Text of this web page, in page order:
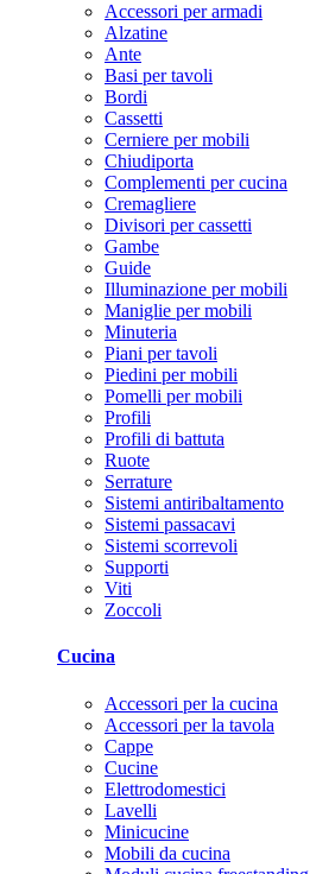
Accessori per armadi
Alzatine
Ante
Basi per tavoli
Bordi
Cassetti
Cerniere per mobili
Chiudiporta
Complementi per cucina
Cremagliere
Divisori per cassetti
Gambe
Guide
Illuminazione per mobili
Maniglie per mobili
Minuteria
Piani per tavoli
Piedini per mobili
Pomelli per mobili
Profili
Profili di battuta
Ruote
Serrature
Sistemi antiribaltamento
Sistemi passacavi
Sistemi scorrevoli
Supporti
Viti
Zoccoli
Cucina
Accessori per la cucina
Accessori per la tavola
Cappe
Cucine
Elettrodomestici
Lavelli
Minicucine
Mobili da cucina